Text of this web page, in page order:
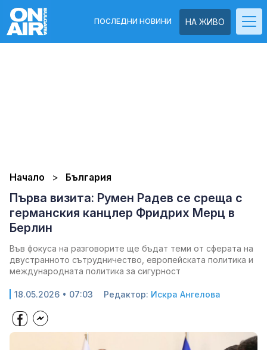
НА ЖИВО
ПОСЛЕДНИ НОВИНИ
Начало България
Първа визита: Румен Радев се среща с
германския канцлер Фридрих Мерц в
Берлин
Във фокуса на разговорите ще бъдат теми от сферата на
двустранното сътрудничество, европейската политика и
международната политика за сигурност
18.05.2026 • 07:03 Редактор: Искра Ангелова